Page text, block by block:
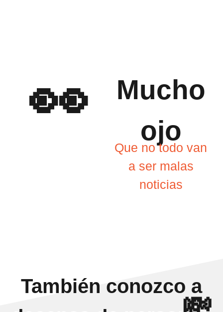
👀
Mucho
ojo
Que no todo van
a ser malas
noticias
También conozco a